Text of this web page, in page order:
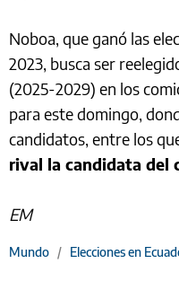
Noboa, que ganó las
2023, busca ser
(2025-2029) en los
para este domingo,
candidatos, entre los
rival la candidata del
EM
Mundo / Elecciones en